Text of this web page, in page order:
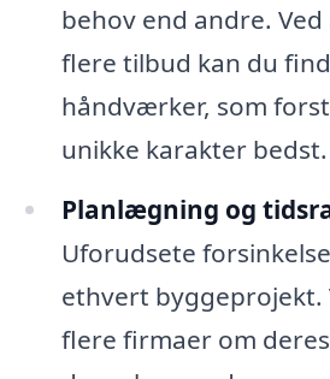
behov end andre.
flere tilbud kan du
håndværker, som
unikke karakter bedst.
Planlægning og
Uforudsete
ethvert byggeprojekt.
flere firmaer om